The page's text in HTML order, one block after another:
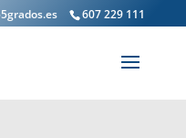
607 229 111